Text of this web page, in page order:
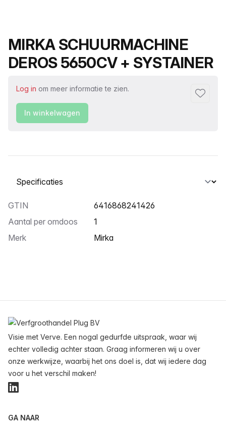
Productnaam
MIRKA SCHUURMACHINE
DEROS 5650CV + SYSTAINER
Log in om meer informatie te zien.
In winkelwagen
Selecteer een tabblad
GTIN
6416868241426
Aantal per omdoos
1
Merk
Mirka
Visie met Verve. Een nogal gedurfde uitspraak, waar wij
echter volledig achter staan. Graag informeren wij u over
onze werkwijze, waarbij het ons doel is, dat wij iedere dag
voor u het verschil maken!
LinkedIn
GA NAAR